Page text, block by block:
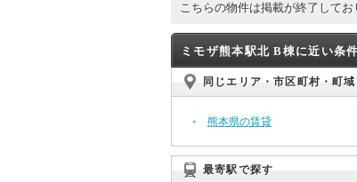
こちらの物件は掲載が終了して
ミモザ熊本駅北 B棟に近い条
同じエリア・市区町村・町
熊本県の賃貸
最寄駅で探す